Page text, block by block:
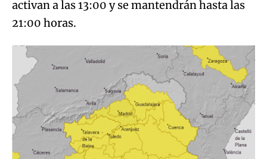
activan a las 13:00 y se mantendrán hasta las
21:00 horas.